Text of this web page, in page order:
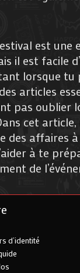
est une
il est facile
lorsque tu
articles
pas oublier
cet article,
des affaires
à te
de
d’identité